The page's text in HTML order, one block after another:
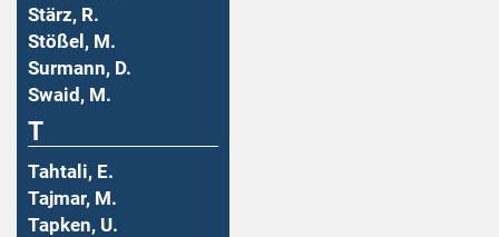
Stärz, R.
Stößel, M.
Surmann, D.
Swaid, M.
T
Tahtali, E.
Tajmar, M.
Tapken, U.